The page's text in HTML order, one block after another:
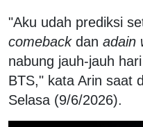
"Aku udah prediksi
comebackdan adain
nabung jauh-jauh
BTS," kata Arin saat
Selasa (9/6/2026).